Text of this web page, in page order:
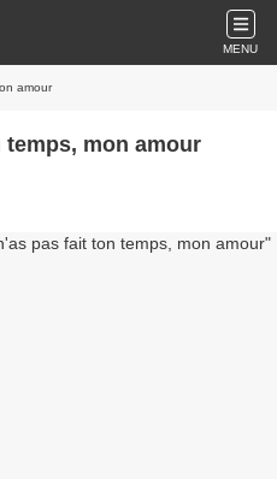
MENU
amour
mon amour